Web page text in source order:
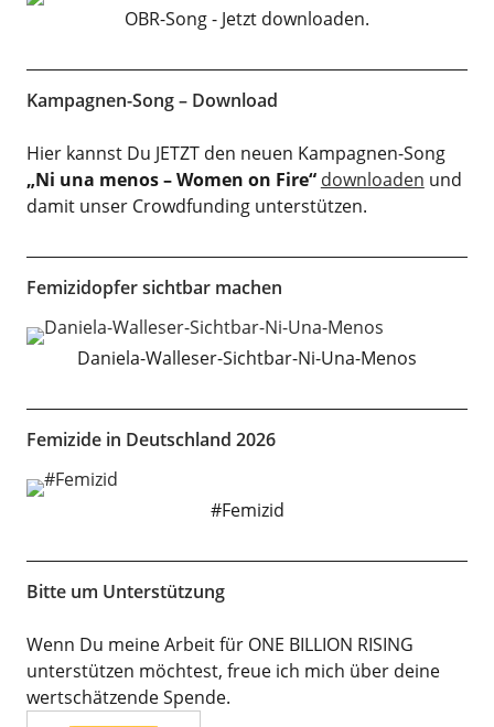
OBR-Song - Jetzt downloaden.
Kampagnen-Song – Download
Hier kannst Du JETZT den neuen Kampagnen-Song
„Ni una menos – Women on Fire“ downloaden und
damit unser Crowdfunding unterstützen.
Femizidopfer sichtbar machen
Daniela-Walleser-Sichtbar-Ni-Una-Menos
Femizide in Deutschland 2026
#Femizid
Bitte um Unterstützung
Wenn Du meine Arbeit für ONE BILLION RISING
unterstützen möchtest, freue ich mich über deine
wertschätzende Spende.